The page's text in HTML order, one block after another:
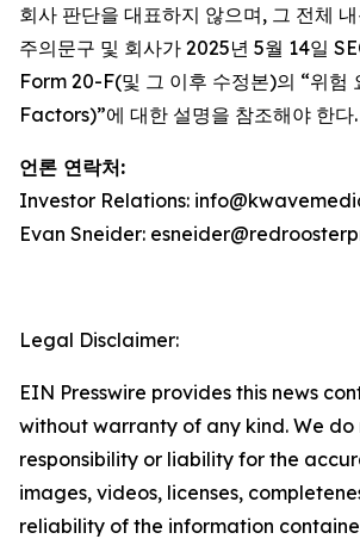
회사 판단을 대표하지 않으며, 그 전체
주의문구 및 회사가 2025년 5월 14일
Form 20-F(및 그 이후 수정본)의 “위험
Factors)”에 대한 설명을 참조해야 한다.
언론 연락처:
Investor Relations:
Evan Sneider:
Legal Disclaimer:
EIN Presswire provides this news
without warranty of any kind. We
responsibility or liability for the
images, videos, licenses,
reliability of the information